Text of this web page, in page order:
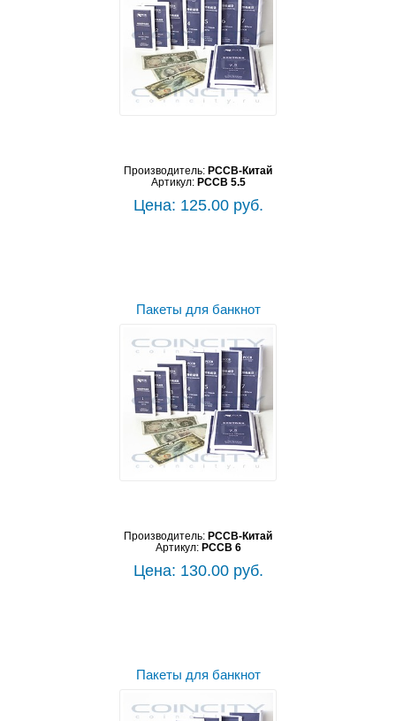
Производитель: PCCB-Китай
Артикул: PCCB 5.5
Цена: 125.00 руб.
Пакеты для банкнот
Производитель: PCCB-Китай
Артикул: PCCB 6
Цена: 130.00 руб.
Пакеты для банкнот